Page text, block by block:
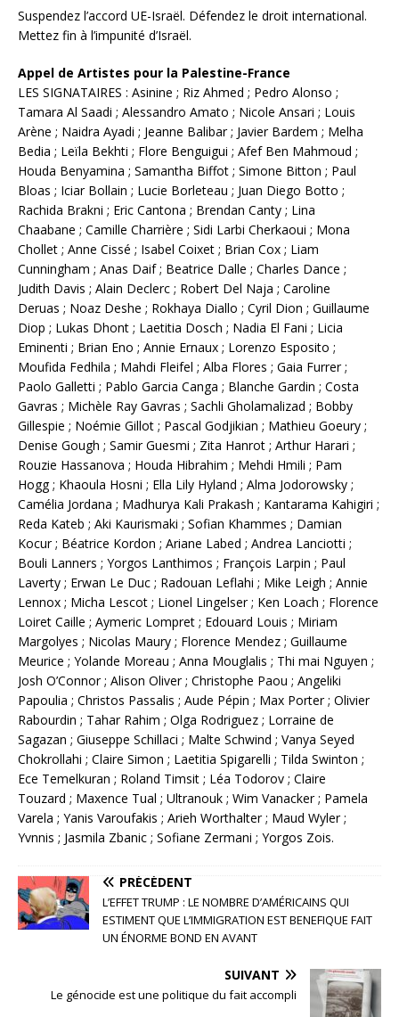
Suspendez l’accord UE-Israël. Défendez le droit international.
Mettez fin à l’impunité d’Israël.
Appel de Artistes pour la Palestine-France
LES SIGNATAIRES : Asinine ; Riz Ahmed ; Pedro Alonso ;
Tamara Al Saadi ; Alessandro Amato ; Nicole Ansari ; Louis
Arène ; Naidra Ayadi ; Jeanne Balibar ; Javier Bardem ; Melha
Bedia ; Leïla Bekhti ; Flore Benguigui ; Afef Ben Mahmoud ;
Houda Benyamina ; Samantha Biffot ; Simone Bitton ; Paul
Bloas ; Iciar Bollain ; Lucie Borleteau ; Juan Diego Botto ;
Rachida Brakni ; Eric Cantona ; Brendan Canty ; Lina
Chaabane ; Camille Charrière ; Sidi Larbi Cherkaoui ; Mona
Chollet ; Anne Cissé ; Isabel Coixet ; Brian Cox ; Liam
Cunningham ; Anas Daif ; Beatrice Dalle ; Charles Dance ;
Judith Davis ; Alain Declerc ; Robert Del Naja ; Caroline
Deruas ; ​​Noaz Deshe ; Rokhaya Diallo ; Cyril Dion ; Guillaume
Diop ; Lukas Dhont ; Laetitia Dosch ; Nadia El Fani ; Licia
Eminenti ; Brian Eno ; Annie Ernaux ; Lorenzo Esposito ;
Moufida Fedhila ; Mahdi Fleifel ; Alba Flores ; Gaia Furrer ;
Paolo Galletti ; Pablo Garcia Canga ; Blanche Gardin ; Costa
Gavras ; Michèle Ray Gavras ; Sachli Gholamalizad ; Bobby
Gillespie ; Noémie Gillot ; Pascal Godjikian ; Mathieu Goeury ;
Denise Gough ; Samir Guesmi ; Zita Hanrot ; Arthur Harari ;
Rouzie Hassanova ; Houda Hibrahim ; Mehdi Hmili ; Pam
Hogg ; Khaoula Hosni ; Ella Lily Hyland ; Alma Jodorowsky ;
Camélia Jordana ; Madhurya Kali Prakash ; Kantarama Kahigiri ;
Reda Kateb ; Aki Kaurismaki ; Sofian Khammes ; Damian
Kocur ; Béatrice Kordon ; Ariane Labed ; Andrea Lanciotti ;
Bouli Lanners ; Yorgos Lanthimos ; François Larpin ; Paul
Laverty ; Erwan Le Duc ; Radouan Leflahi ; Mike Leigh ; Annie
Lennox ; Micha Lescot ; Lionel Lingelser ; Ken Loach ; Florence
Loiret Caille ; Aymeric Lompret ; Edouard Louis ; Miriam
Margolyes ; Nicolas Maury ; Florence Mendez ; Guillaume
Meurice ; Yolande Moreau ; Anna Mouglalis ; Thi mai Nguyen ;
Josh O’Connor ; Alison Oliver ; Christophe Paou ; Angeliki
Papoulia ; Christos Passalis ; Aude Pépin ; Max Porter ; Olivier
Rabourdin ; Tahar Rahim ; Olga Rodriguez ; Lorraine de
Sagazan ; Giuseppe Schillaci ; Malte Schwind ; Vanya Seyed
Chokrollahi ; Claire Simon ; Laetitia Spigarelli ; Tilda Swinton ;
Ece Temelkuran ; Roland Timsit ; Léa Todorov ; Claire
Touzard ; Maxence Tual ; Ultranouk ; Wim Vanacker ; Pamela
Varela ; Yanis Varoufakis ; Arieh Worthalter ; Maud Wyler ;
Yvnnis ; Jasmila Zbanic ; Sofiane Zermani ; Yorgos Zois.
PRÉCÉDENT
L’EFFET TRUMP : LE NOMBRE D’AMÉRICAINS QUI
ESTIMENT QUE L’IMMIGRATION EST BENEFIQUE FAIT
UN ÉNORME BOND EN AVANT
SUIVANT
Le génocide est une politique du fait accompli